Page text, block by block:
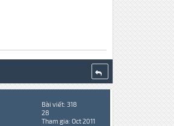
Bài viết: 318
28
Tham gia: Oct 2011